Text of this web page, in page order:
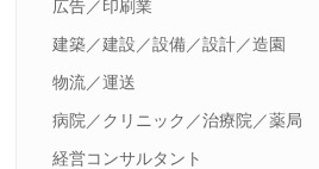
広告／印刷業
建築／建設／設備／設計／造園
物流／運送
病院／クリニック／治療院／薬局
経営コンサルタント